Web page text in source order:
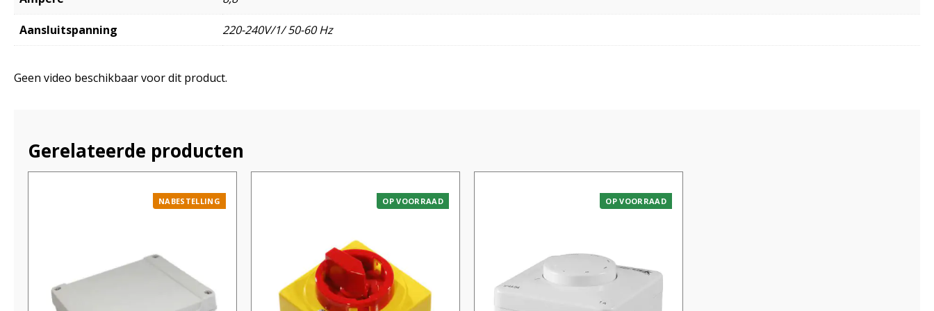
Aansluitspanning 220-240V/1/ 50-60 Hz
Geen video beschikbaar voor dit product.
Gerelateerde producten
NABESTELLING OP VOORRAAD OP VOORRAAD